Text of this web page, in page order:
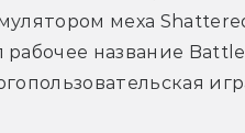
меха
рабочее название